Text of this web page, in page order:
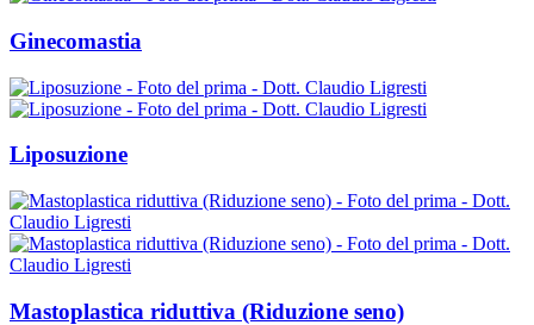
Ginecomastia
Liposuzione
Mastoplastica riduttiva (Riduzione seno)